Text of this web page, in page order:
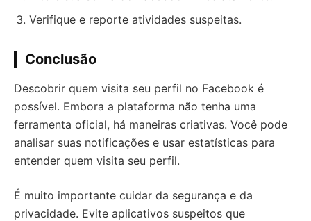
Verifique e reporte atividades suspeitas.
Conclusão
Descobrir quem visita seu perfil no Facebook é
possível. Embora a plataforma não tenha uma
ferramenta oficial, há maneiras criativas. Você pode
analisar suas notificações e usar estatísticas para
entender quem visita seu perfil.
É muito importante cuidar da segurança e da
privacidade. Evite aplicativos suspeitos que